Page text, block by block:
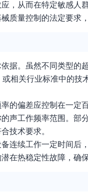
，从而在特定敏感人
质量控制的法定要求
据。虽然不同类型的
相关行业标准中的
的偏差应控制在一定
声工作频率范围。部
技术要求。
连续工作一定时间后
在热稳定性故障，确